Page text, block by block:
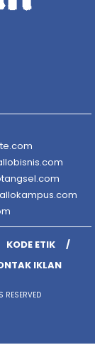
KODE ETIK
IKLAN